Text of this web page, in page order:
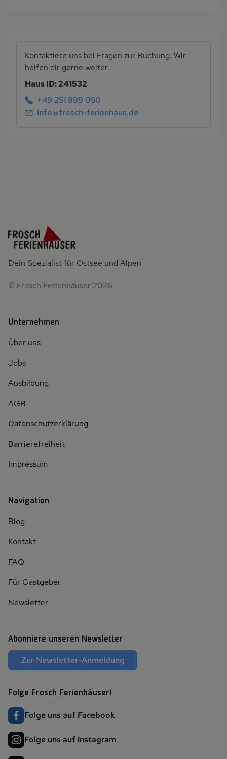
Kontaktiere uns bei Fragen zur Buchung. Wir
helfen dir gerne weiter.
Haus ID: 241532
+49 251 899 050
info@frosch-ferienhaus.de
Dein Spezialist für Ostsee und Alpen
© Frosch Ferienhäuser 2026
Unternehmen
Über uns
Jobs
Ausbildung
AGB
Datenschutzerklärung
Barrierefreiheit
Impressum
Navigation
Blog
Kontakt
FAQ
Für Gastgeber
Newsletter
Abonniere unseren Newsletter
Zur Newsletter-Anmeldung
Folge Frosch Ferienhäuser!
Folge uns auf Facebook
Folge uns auf Instagram